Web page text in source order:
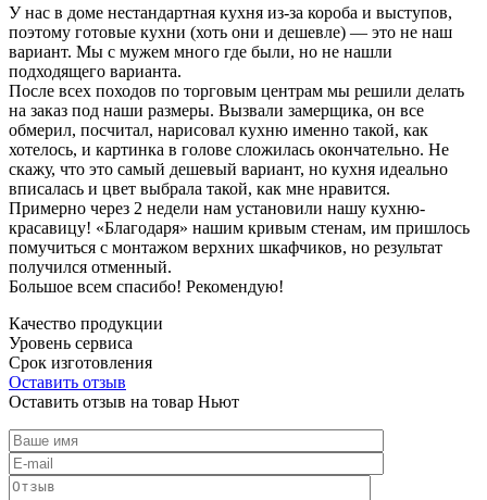
У нас в доме нестандартная кухня из-за короба и выступов,
поэтому готовые кухни (хоть они и дешевле) — это не наш
вариант. Мы с мужем много где были, но не нашли
подходящего варианта.
После всех походов по торговым центрам мы решили делать
на заказ под наши размеры. Вызвали замерщика, он все
обмерил, посчитал, нарисовал кухню именно такой, как
хотелось, и картинка в голове сложилась окончательно. Не
скажу, что это самый дешевый вариант, но кухня идеально
вписалась и цвет выбрала такой, как мне нравится.
Примерно через 2 недели нам установили нашу кухню-
красавицу! «Благодаря» нашим кривым стенам, им пришлось
помучиться с монтажом верхних шкафчиков, но результат
получился отменный.
Большое всем спасибо! Рекомендую!
Качество продукции
Уровень сервиса
Срок изготовления
Оставить отзыв
Оставить отзыв на товар Ньют